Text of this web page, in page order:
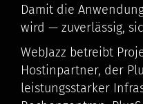
Damit die
wird — zuverlässig,
WebJazz betreibt
Hostinpartner, der
leistungsstarker